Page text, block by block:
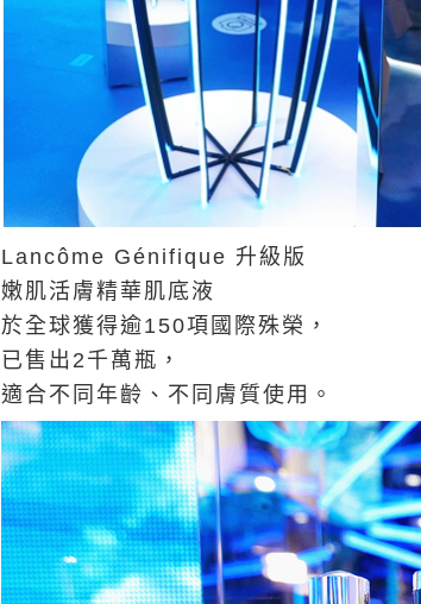
Lancôme Génifique 升級版
嫩肌活膚精華肌底液
於全球獲得逾150項國際殊榮，
已售出2千萬瓶，
適合不同年齡、不同膚質使用。